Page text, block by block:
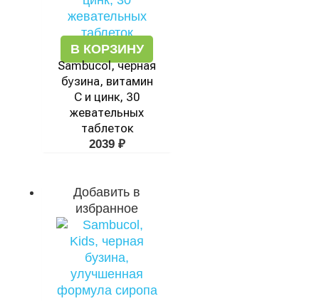
В КОРЗИНУ
Sambucol, черная
бузина, витамин
C и цинк, 30
жевательных
таблеток
2039 ₽
Добавить в
избранное